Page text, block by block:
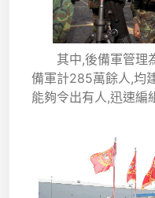
其中,後備軍管理
備軍計285萬餘人,均
能夠令出有人,迅速編